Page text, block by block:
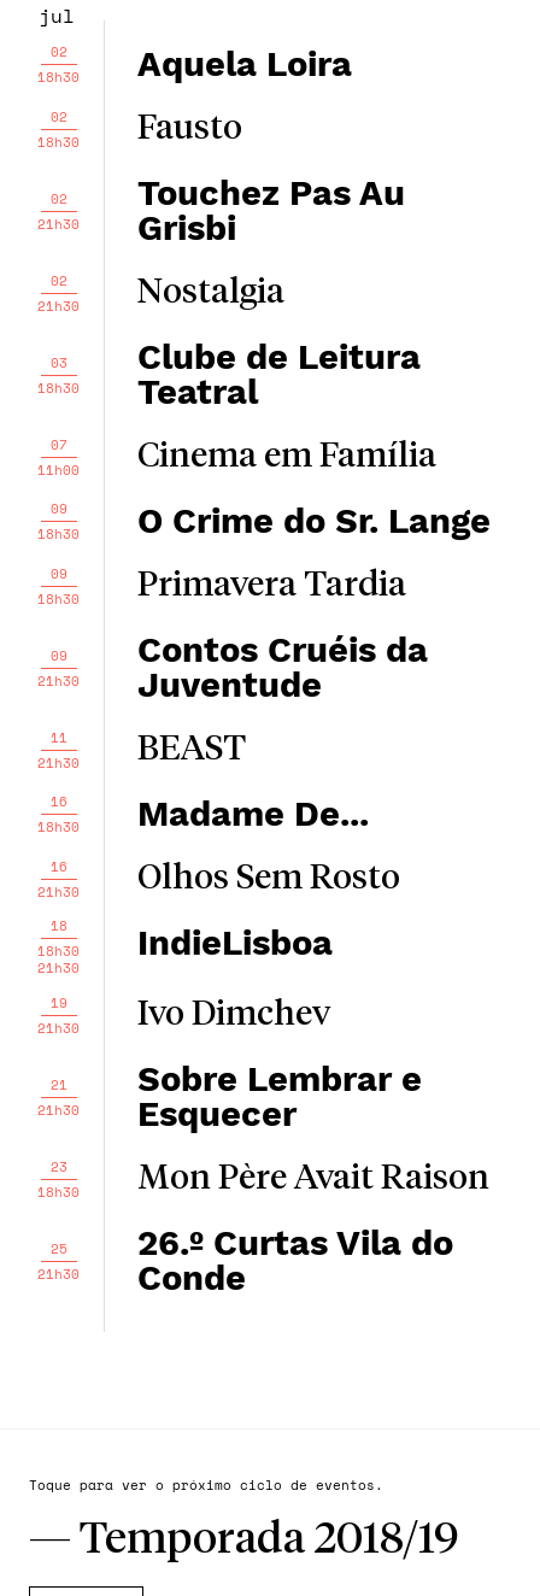
jul
02
18h30
Aquela Loira
02
18h30
Fausto
02
21h30
Touchez Pas Au
Grisbi
02
21h30
Nostalgia
03
18h30
Clube de Leitura
Teatral
07
11h00
Cinema em Família
09
18h30
O Crime do Sr. Lange
09
18h30
Primavera Tardia
09
21h30
Contos Cruéis da
Juventude
11
21h30
BEAST
16
18h30
Madame De...
16
21h30
Olhos Sem Rosto
18
18h30
21h30
IndieLisboa
19
21h30
Ivo Dimchev
21
21h30
Sobre Lembrar e
Esquecer
23
18h30
Mon Père Avait Raison
25
21h30
26.º Curtas Vila do
Conde
Toque para ver o próximo ciclo de eventos.
— Temporada 2018/19